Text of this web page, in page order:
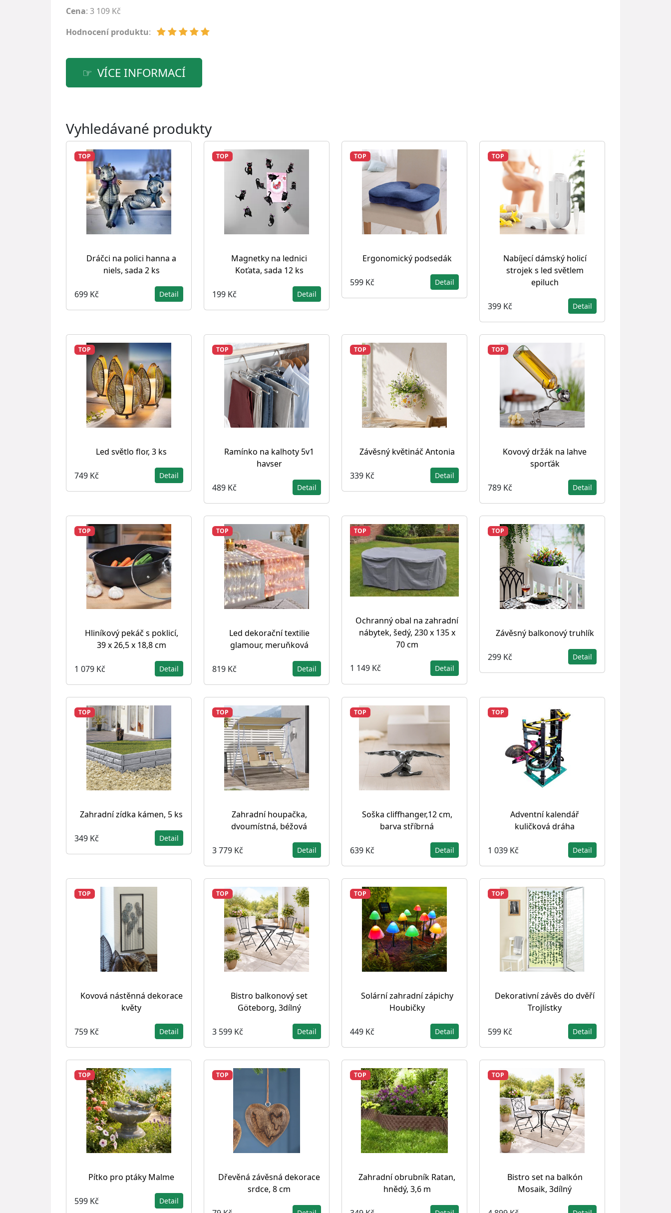
Cena: 3 109 Kč
Hodnocení produktu:
VÍCE INFORMACÍ
Vyhledávané produkty
TOP
Dráčci na polici hanna a
niels, sada 2 ks
699 Kč Detail
TOP
Magnetky na lednici
Koťata, sada 12 ks
199 Kč Detail
TOP
Ergonomický podsedák
599 Kč Detail
TOP
Nabíjecí dámský holicí
strojek s led světlem
epiluch
399 Kč Detail
TOP
Led světlo flor, 3 ks
749 Kč Detail
TOP
Ramínko na kalhoty 5v1
havser
489 Kč Detail
TOP
Závěsný květináč Antonia
339 Kč Detail
TOP
Kovový držák na lahve
sporťák
789 Kč Detail
TOP
Hliníkový pekáč s poklicí,
39 x 26,5 x 18,8 cm
1 079 Kč Detail
TOP
Led dekorační textilie
glamour, meruňková
819 Kč Detail
TOP
Ochranný obal na zahradní
nábytek, šedý, 230 x 135 x
70 cm
1 149 Kč Detail
TOP
Závěsný balkonový truhlík
299 Kč Detail
TOP
Zahradní zídka kámen, 5 ks
349 Kč Detail
TOP
Zahradní houpačka,
dvoumístná, béžová
3 779 Kč Detail
TOP
Soška cliffhanger,12 cm,
barva stříbrná
639 Kč Detail
TOP
Adventní kalendář
kuličková dráha
1 039 Kč Detail
TOP
Kovová nástěnná dekorace
květy
759 Kč Detail
TOP
Bistro balkonový set
Göteborg, 3dílný
3 599 Kč Detail
TOP
Solární zahradní zápichy
Houbičky
449 Kč Detail
TOP
Dekorativní závěs do dvěří
Trojlístky
599 Kč Detail
TOP
Pítko pro ptáky Malme
599 Kč Detail
TOP
Dřevěná závěsná dekorace
srdce, 8 cm
TOP
Zahradní obrubník Ratan,
hnědý, 3,6 m
TOP
Bistro set na balkón
Mosaik, 3dílný